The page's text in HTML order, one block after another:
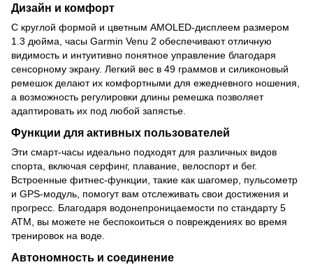
Дизайн и комфорт
С круглой формой и цветным AMOLED-дисплеем размером
1.3 дюйма, часы Garmin Venu 2 обеспечивают отличную
видимость и интуитивно понятное управление благодаря
сенсорному экрану. Легкий вес в 49 граммов и силиконовый
ремешок делают их комфортными для ежедневного ношения,
а возможность регулировки длины ремешка позволяет
адаптировать их под любой запястье.
Функции для активных пользователей
Эти смарт-часы идеально подходят для различных видов
спорта, включая серфинг, плавание, велоспорт и бег.
Встроенные фитнес-функции, такие как шагомер, пульсометр
и GPS-модуль, помогут вам отслеживать свои достижения и
прогресс. Благодаря водонепроницаемости по стандарту 5
ATM, вы можете не беспокоиться о повреждениях во время
тренировок на воде.
Автономность и соединение